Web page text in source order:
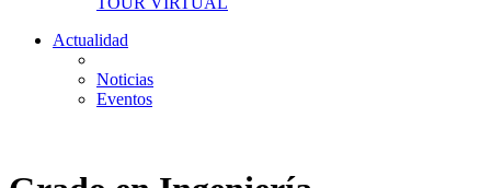
Actualidad
Noticias
Eventos